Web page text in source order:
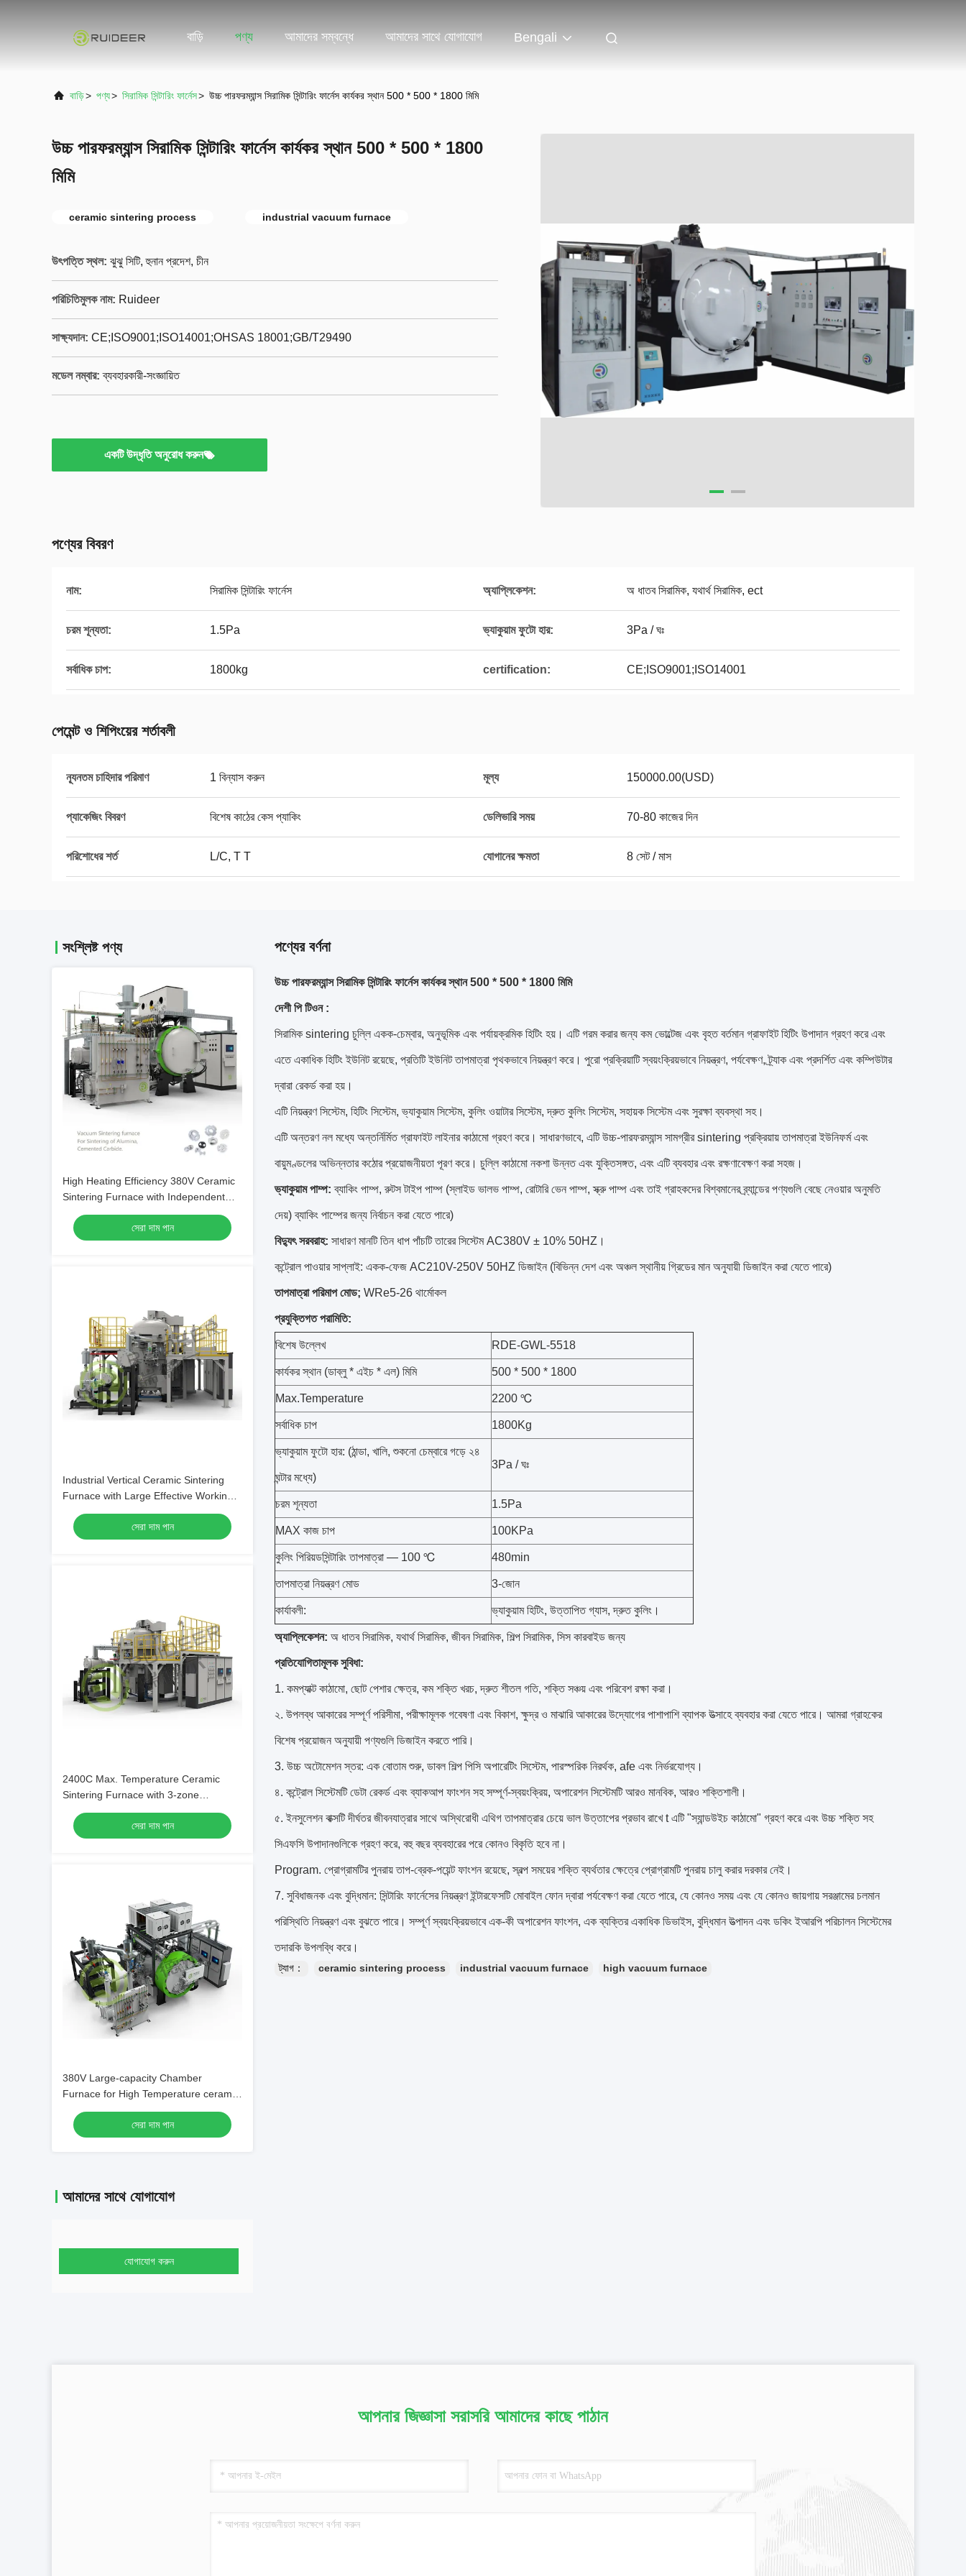
বাড়ি পণ্য আমাদের সম্বন্ধে আমাদের সাথে যোগাযোগ Bengali
বাড়ি> পণ্য> সিরামিক সিন্টারিং ফার্নেস> উচ্চ পারফরম্যান্স সিরামিক সিন্টারিং ফার্নেস কার্যকর স্থান 500 * 500 * 1800 মিমি
উচ্চ পারফরম্যান্স সিরামিক সিন্টারিং ফার্নেস কার্যকর স্থান 500 * 500 * 1800
মিমি
ceramic sintering process industrial vacuum furnace
উৎপত্তি স্থল: ঝুঝু সিটি, হুনান প্রদেশ, চীন
পরিচিতিমুলক নাম: Ruideer
সাক্ষ্যদান: CE;ISO9001;ISO14001;OHSAS 18001;GB/T29490
মডেল নম্বার: ব্যবহারকারী-সংজ্ঞায়িত
একটি উদ্ধৃতি অনুরোধ করুন
পণ্যের বিবরণ
নাম: সিরামিক সিন্টারিং ফার্নেস অ্যাপ্লিকেশন: অ ধাতব সিরামিক, যথার্থ সিরামিক, ect
চরম শূন্যতা: 1.5Pa ভ্যাকুয়াম ফুটো হার: 3Pa / ঘঃ
সর্বাধিক চাপ: 1800kg certification: CE;ISO9001;ISO14001
পেমেন্ট ও শিপিংয়ের শর্তাবলী
ন্যূনতম চাহিদার পরিমাণ 1 বিন্যাস করুন মূল্য 150000.00(USD)
প্যাকেজিং বিবরণ বিশেষ কাঠের কেস প্যাকিং ডেলিভারি সময় 70-80 কাজের দিন
পরিশোধের শর্ত L/C, T T যোগানের ক্ষমতা 8 সেট / মাস
সংশ্লিষ্ট পণ্য
High Heating Efficiency 380V Ceramic
Sintering Furnace with Independent
Temperature Control system
সেরা দাম পান
Industrial Vertical Ceramic Sintering
Furnace with Large Effective Working
Zone
সেরা দাম পান
2400C Max. Temperature Ceramic
Sintering Furnace with 3-zone
Temperature Control Precision Ceramic
Sintering Furnaceসেরা দাম পান
380V Large-capacity Chamber
Furnace for High Temperature ceramic
sintering furnace
সেরা দাম পান
আমাদের সাথে যোগাযোগ
যোগাযোগ করুন
পণ্যের বর্ণনা
উচ্চ পারফরম্যান্স সিরামিক সিন্টারিং ফার্নেস কার্যকর স্থান 500 * 500 * 1800 মিমি
দেশী পি টিওন :
সিরামিক sintering চুল্লি একক-চেম্বার, অনুভূমিক এবং পর্যায়ক্রমিক হিটিং হয়। এটি গরম করার জন্য কম ভোল্টেজ এবং বৃহত বর্তমান গ্রাফাইট হিটিং উপাদান গ্রহণ করে এবং
এতে একাধিক হিটিং ইউনিট রয়েছে, প্রতিটি ইউনিট তাপমাত্রা পৃথকভাবে নিয়ন্ত্রণ করে। পুরো প্রক্রিয়াটি স্বয়ংক্রিয়ভাবে নিয়ন্ত্রণ, পর্যবেক্ষণ, ট্র্যাক এবং প্রদর্শিত এবং কম্পিউটার
দ্বারা রেকর্ড করা হয়।
এটি নিয়ন্ত্রণ সিস্টেম, হিটিং সিস্টেম, ভ্যাকুয়াম সিস্টেম, কুলিং ওয়াটার সিস্টেম, দ্রুত কুলিং সিস্টেম, সহায়ক সিস্টেম এবং সুরক্ষা ব্যবস্থা সহ।
এটি অন্তরণ নল মধ্যে অন্তর্নির্মিত গ্রাফাইট লাইনার কাঠামো গ্রহণ করে। সাধারণভাবে, এটি উচ্চ-পারফরম্যান্স সামগ্রীর sintering প্রক্রিয়ায় তাপমাত্রা ইউনিফর্ম এবং
বায়ুমণ্ডলের অভিন্নতার কঠোর প্রয়োজনীয়তা পূরণ করে। চুল্লি কাঠামো নকশা উন্নত এবং যুক্তিসঙ্গত, এবং এটি ব্যবহার এবং রক্ষণাবেক্ষণ করা সহজ।
ভ্যাকুয়াম পাম্প: ব্যাকিং পাম্প, রুটস টাইপ পাম্প (স্লাইড ভালভ পাম্প, রোটারি ভেন পাম্প, স্ক্রু পাম্প এবং তাই গ্রাহকদের বিশ্বমানের ব্র্যান্ডের পণ্যগুলি বেছে নেওয়ার অনুমতি
দেয়) ব্যাকিং পাম্পের জন্য নির্বাচন করা যেতে পারে)
বিদ্যুৎ সরবরাহ: সাধারণ মানটি তিন ধাপ পাঁচটি তারের সিস্টেম AC380V ± 10% 50HZ।
কন্ট্রোল পাওয়ার সাপ্লাই: একক-ফেজ AC210V-250V 50HZ ডিজাইন (বিভিন্ন দেশ এবং অঞ্চল স্থানীয় গ্রিডের মান অনুযায়ী ডিজাইন করা যেতে পারে)
তাপমাত্রা পরিমাপ মোড; WRe5-26 থার্মোকল
প্রযুক্তিগত পরামিতি:
বিশেষ উল্লেখ RDE-GWL-5518
কার্যকর স্থান (ডাব্লু * এইচ * এল) মিমি 500 * 500 * 1800
Max.Temperature 2200 ℃
সর্বাধিক চাপ 1800Kg
ভ্যাকুয়াম ফুটো হার: (ঠান্ডা, খালি, শুকনো চেম্বারে গড়ে ২৪
ঘন্টার মধ্যে)
3Pa / ঘঃ
চরম শূন্যতা 1.5Pa
MAX কাজ চাপ 100KPa
কুলিং পিরিয়ডসিন্টারিং তাপমাত্রা — 100 ℃ 480min
তাপমাত্রা নিয়ন্ত্রণ মোড 3-জোন
কার্যাবলী: ভ্যাকুয়াম হিটিং, উত্তাপিত গ্যাস, দ্রুত কুলিং।
অ্যাপ্লিকেশন: অ ধাতব সিরামিক, যথার্থ সিরামিক, জীবন সিরামিক, শিল্প সিরামিক, সিস কারবাইড জন্য
প্রতিযোগিতামূলক সুবিধা:
1. কমপ্যাক্ট কাঠামো, ছোট পেশার ক্ষেত্র, কম শক্তি খরচ, দ্রুত শীতল গতি, শক্তি সঞ্চয় এবং পরিবেশ রক্ষা করা।
২. উপলব্ধ আকারের সম্পূর্ণ পরিসীমা, পরীক্ষামূলক গবেষণা এবং বিকাশ, ক্ষুদ্র ও মাঝারি আকারের উদ্যোগের পাশাপাশি ব্যাপক উত্সাহে ব্যবহার করা যেতে পারে। আমরা গ্রাহকের
বিশেষ প্রয়োজন অনুযায়ী পণ্যগুলি ডিজাইন করতে পারি।
3. উচ্চ অটোমেশন স্তর: এক বোতাম শুরু, ডাবল শিল্প পিসি অপারেটিং সিস্টেম, পারস্পরিক নিরর্থক, afe এবং নির্ভরযোগ্য।
৪. কন্ট্রোল সিস্টেমটি ডেটা রেকর্ড এবং ব্যাকআপ ফাংশন সহ সম্পূর্ণ-স্বয়ংক্রিয়, অপারেশন সিস্টেমটি আরও মানবিক, আরও শক্তিশালী।
৫. ইনসুলেশন বাক্সটি দীর্ঘতর জীবনযাত্রার সাথে অস্থিরোধী এথিগ তাপমাত্রার চেয়ে ভাল উত্তাপের প্রভাব রাখে t এটি "স্যান্ডউইচ কাঠামো" গ্রহণ করে এবং উচ্চ শক্তি সহ
সিএফসি উপাদানগুলিকে গ্রহণ করে, বহু বছর ব্যবহারের পরে কোনও বিকৃতি হবে না।
Program. প্রোগ্রামটির পুনরায় তাপ-ব্রেক-পয়েন্ট ফাংশন রয়েছে, স্বল্প সময়ের শক্তি ব্যর্থতার ক্ষেত্রে প্রোগ্রামটি পুনরায় চালু করার দরকার নেই।
7. সুবিধাজনক এবং বুদ্ধিমান: সিন্টারিং ফার্নেসের নিয়ন্ত্রণ ইন্টারফেসটি মোবাইল ফোন দ্বারা পর্যবেক্ষণ করা যেতে পারে, যে কোনও সময় এবং যে কোনও জায়গায় সরঞ্জামের চলমান
পরিস্থিতি নিয়ন্ত্রণ এবং বুঝতে পারে। সম্পূর্ণ স্বয়ংক্রিয়ভাবে এক-কী অপারেশন ফাংশন, এক ব্যক্তির একাধিক ডিভাইস, বুদ্ধিমান উত্পাদন এবং ডকিং ইআরপি পরিচালন সিস্টেমের
তদারকি উপলব্ধি করে।
ট্যাগ： ceramic sintering process industrial vacuum furnace high vacuum furnace
আপনার জিজ্ঞাসা সরাসরি আমাদের কাছে পাঠান